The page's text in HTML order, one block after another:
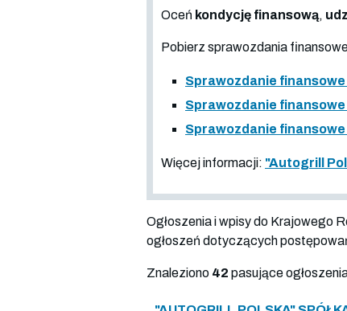
Oceń kondycję finansową,
Pobierz sprawozdania
Sprawozdanie finansowe
Sprawozdanie finansowe
Sprawozdanie
Więcej informacji: "Autogrill
Ogłoszenia i wpisy do Krajowego
ogłoszeń dotyczących
Znaleziono 42 pasujące